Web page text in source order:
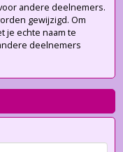
andere deelnemers.
gewijzigd. Om
je echte naam te
deelnemers